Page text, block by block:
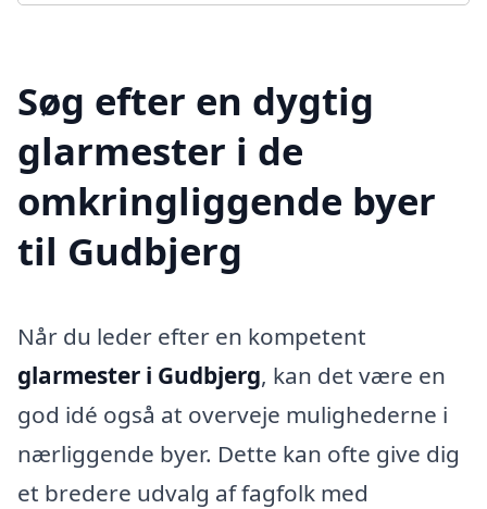
Søg efter en dygtig
glarmester i de
omkringliggende byer
til Gudbjerg
Når du leder efter en kompetent
glarmester i Gudbjerg, kan det være en
god idé også at overveje mulighederne i
nærliggende byer. Dette kan ofte give dig
et bredere udvalg af fagfolk med